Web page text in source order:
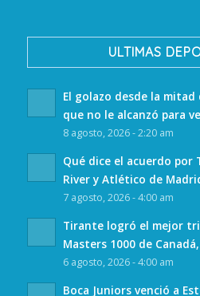
ULTIMAS
El golazo desde la mitad
que no le alcanzó para
8 agosto, 2026 - 2:20 am
Qué dice el acuerdo por
River y Atlético de
7 agosto, 2026 - 4:00 am
Tirante logró el mejor
Masters 1000 de
6 agosto, 2026 - 4:00 am
Boca Juniors venció a